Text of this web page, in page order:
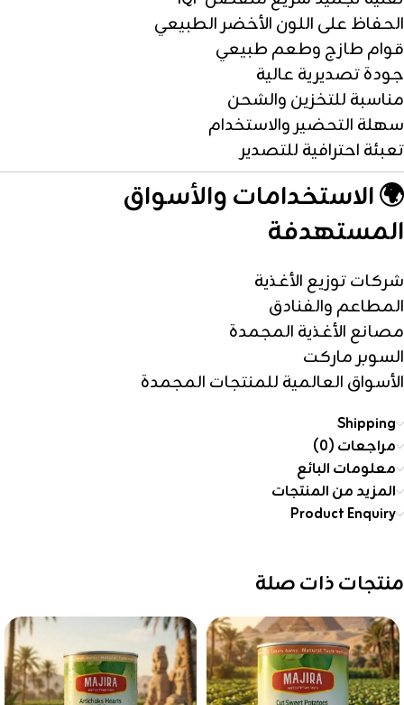
الحفاظ على اللون الأخضر الطبيعي
قوام طازج وطعم طبيعي
جودة تصديرية عالية
مناسبة للتخزين والشحن
سهلة التحضير والاستخدام
تعبئة احترافية للتصدير
🌍 الاستخدامات والأسواق
المستهدفة
شركات توزيع الأغذية
المطاعم والفنادق
مصانع الأغذية المجمدة
السوبر ماركت
الأسواق العالمية للمنتجات المجمدة
Shipping
مراجعات (0)
معلومات البائع
المزيد من المنتجات
Product Enquiry
منتجات ذات صلة